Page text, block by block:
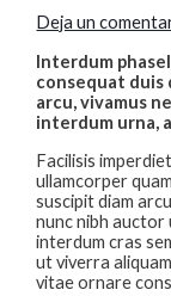
Deja un
Interdum
consequat duis
arcu, vivamus
interdum urna,
Facilisis
ullamcorper
suscipit diam
nunc nibh
interdum cras
ut viverra
vitae ornare